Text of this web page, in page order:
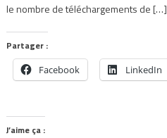
le nombre de téléchargements de […]
Partager :
Facebook LinkedIn
J’aime ça :